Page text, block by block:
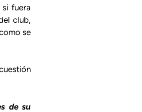
si fuera
club,
se
de su